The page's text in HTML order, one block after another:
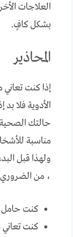
العلاجات
بشكل كافٍ.
المحاذير
إذا كنت
الأدوية فلا
حالتك
مناسبة
، من الضروري
كنت
كنت